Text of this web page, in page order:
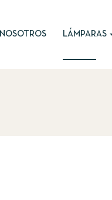
NOSOTROS LÁMPARAS